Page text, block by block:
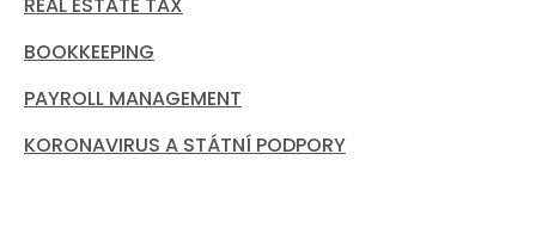
BOOKKEEPING
PAYROLL MANAGEMENT
KORONAVIRUS A STÁTNÍ PODPORY